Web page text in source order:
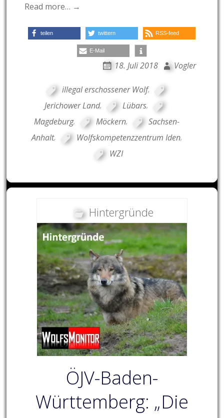
Read more… →
teilen twittern RSS-feed
E-Mail
18. Juli 2018 Vogler
illegal erschossener Wolf,
Jerichower Land, Lübars,
Magdeburg, Möckern,
Sachsen-
Anhalt, Wolfskompetenzzentrum Iden,
WZI
Hintergründe
ÖJV-Baden-
Württemberg: „Die